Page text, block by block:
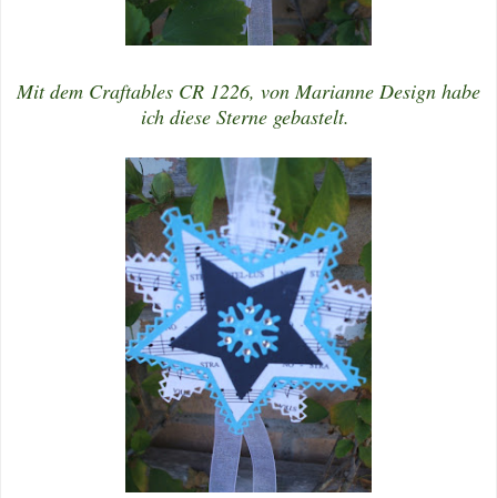
Mit dem Craftables CR 1226, von Marianne Design habe
ich diese Sterne gebastelt.